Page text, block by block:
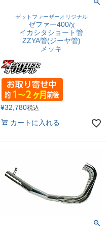
ゼットファーザーオリジナル
ゼファー400/χ
イカシタショート管
ZZYA管(ジーヤ管)
メッキ
¥32,780税込
カートに入れる